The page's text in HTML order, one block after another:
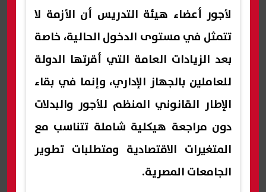
لأجور أعضاء هيئة التدريس أن الأزمة لا
تتمثل في مستوى الدخول الحالية، خاصة
بعد الزيادات العامة التي أقرتها الدولة
للعاملين بالجهاز الإداري، وإنما في بقاء
الإطار القانوني المنظم للأجور والبدلات
دون مراجعة هيكلية شاملة تتناسب مع
المتغيرات الاقتصادية ومتطلبات تطوير
الجامعات المصرية.